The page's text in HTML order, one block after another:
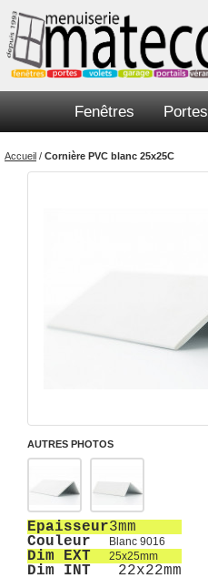
Fenêtres Portes
Accueil / Cornière PVC blanc 25x25C
AUTRES PHOTOS
Epaisseur3mm
Couleur
Blanc 9016
Dim EXT 25x25mm
Dim INT 22x22mm